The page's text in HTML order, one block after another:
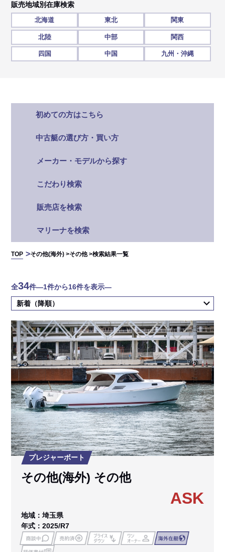
販売地域別在庫検索
北海道 東北 関東
北陸 中部 関西
四国 中国 九州・沖縄
初めての方はこちら
中古艇の選び方・買い方
メーカー・モデルから探す
こだわり検索
販売店を検索
マリーナを検索
TOP その他(海外) >その他 >検索結果一覧
全34件―1件から16件を表示―
プレジャーボート
その他(海外) その他
ASK
地域：埼玉県
年式：2025/R7